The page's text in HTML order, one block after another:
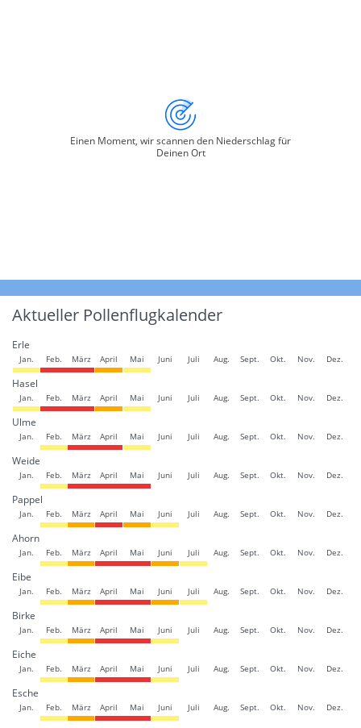
Einen Moment, wir scannen den Niederschlag für
Deinen Ort
Aktueller Pollenflugkalender
Erle
Jan. Feb. März April Mai Juni Juli Aug. Sept. Okt. Nov. Dez.
Hasel
Jan. Feb. März April Mai Juni Juli Aug. Sept. Okt. Nov. Dez.
Ulme
Jan. Feb. März April Mai Juni Juli Aug. Sept. Okt. Nov. Dez.
Weide
Jan. Feb. März April Mai Juni Juli Aug. Sept. Okt. Nov. Dez.
Pappel
Jan. Feb. März April Mai Juni Juli Aug. Sept. Okt. Nov. Dez.
Ahorn
Jan. Feb. März April Mai Juni Juli Aug. Sept. Okt. Nov. Dez.
Eibe
Jan. Feb. März April Mai Juni Juli Aug. Sept. Okt. Nov. Dez.
Birke
Jan. Feb. März April Mai Juni Juli Aug. Sept. Okt. Nov. Dez.
Eiche
Jan. Feb. März April Mai Juni Juli Aug. Sept. Okt. Nov. Dez.
Esche
Jan. Feb. März April Mai Juni Juli Aug. Sept. Okt. Nov. Dez.